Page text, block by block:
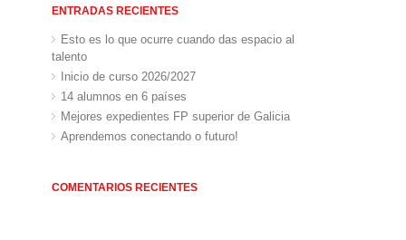
ENTRADAS RECIENTES
Esto es lo que ocurre cuando das espacio al
talento
Inicio de curso 2026/2027
14 alumnos en 6 países
Mejores expedientes FP superior de Galicia
Aprendemos conectando o futuro!
COMENTARIOS RECIENTES